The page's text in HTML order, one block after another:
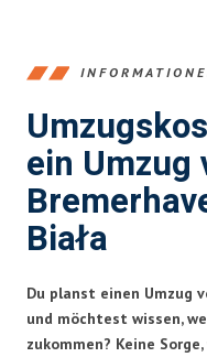
ein Umzug
Biała
Du planst einen Umzug
und möchtest wissen,
zukommen? Keine